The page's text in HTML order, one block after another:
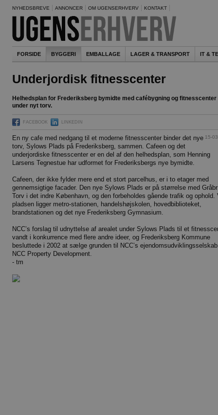
NYHEDSBREVE ANNONCER OM UGENSERHVERV KONTAKT
FORSIDE BYGGERI EMBALLAGE LAGER & TRANSPORT IT &
Underjordisk fitnesscenter
Helhedsplan for Frederiksberg bymidte med cafébygning og fitnesscenter
under nyt torv.
FACEBOOK LINKEDIN
15-
En ny cafe med nedgang til et moderne fitnesscenter binder det nye
torv, Sylows Plads på Frederiksberg, sammen. Cafeen og det
underjordiske fitnesscenter er en del af den helhedsplan, som Henning
Larsens Tegnestue har udformet for Frederiksbergs nye bymidte.
Cafeen, der ikke fylder mere end et stort parcelhus, er i to etager med
gennemsigtige facader. Den nye Sylows Plads er på størrelse med
Torv i det indre København, og den forbeholdes gående trafik og ophold.
pladsen ligger metro-stationen, handelshøjskolen, hovedbiblioteket,
brandstationen og det nye Frederiksberg Gymnasium.
NCC’s forslag til udnyttelse af arealet under Sylows Plads til et
vandt i konkurrence med flere andre ideer, og Frederiksberg Kommune
besluttede i 2002 at sælge grunden til NCC’s
NCC Property Development.
- tm